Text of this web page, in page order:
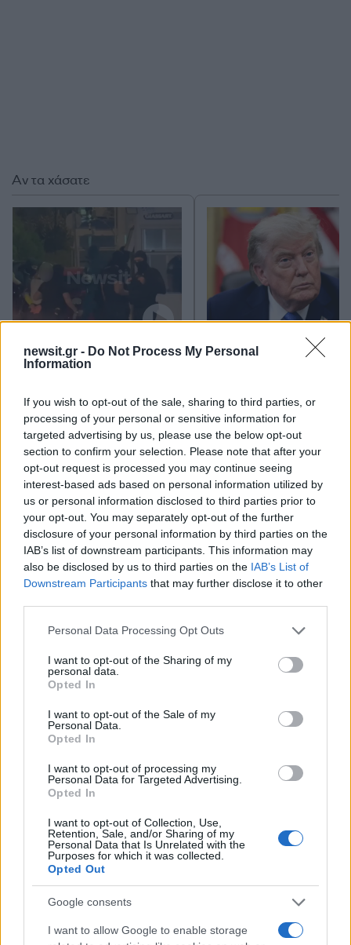
newsit.gr - Do Not Process My Personal
Information
If you wish to opt-out of the sale, sharing to third parties, or
processing of your personal or sensitive information for
targeted advertising by us, please use the below opt-out
section to confirm your selection. Please note that after your
opt-out request is processed you may continue seeing
interest-based ads based on personal information utilized by
us or personal information disclosed to third parties prior to
your opt-out. You may separately opt-out of the further
disclosure of your personal information by third parties on the
IAB’s list of downstream participants. This information may
also be disclosed by us to third parties on the IAB’s List of
Downstream Participants that may further disclose it to other
Please note that this website/app uses one or more Google
not limited to your visit or usage behaviour. You may click to
grant or deny consent to Google and its third-party tags to
use your data for below specified purposes in below Google
consent section.
Personal Data Processing Opt Outs
I want to opt-out of the Sharing of my
personal data.
Opted In
I want to opt-out of the Sale of my
Personal Data.
Opted In
I want to opt-out of processing my
Personal Data for Targeted Advertising.
Opted In
I want to opt-out of Collection, Use,
Retention, Sale, and/or Sharing of my
Personal Data that Is Unrelated with the
Purposes for which it was collected.
Opted Out
Google consents
I want to allow Google to enable storage
Σχόλια
Σχολίασε εδώ
Όροι Χρήσης. Το site προστατεύεται από reCAPTCHA, ισχύουν
Πολιτική Απορρήτου&Όροι Χρήσηςτης Google.
ΗΡΑΚΛΕΙΟ ΚΡΗΤΗΣ
ΠΛΑΤΑΝΟΣ
Share:
Ακολουθήστε το Νewsit.gr στο
τελευταία νέατης ημέρας
Αν τα χάσατε
Στη ΓΑΔΑ η 46χρονη που
κατηγορείται για
απευθείας από το
αεροδρόμιο
Τραμπ: «Ο πόλεμος με